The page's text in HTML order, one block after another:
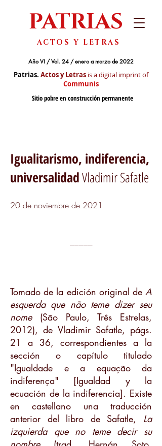
PATRIAS
Sitio pobre en construcción permanente
ACTOS Y LETRAS
Año VI / Vol. 24 / enero a marzo de 2022
Patrias. Actos y Letras is a digital imprint of
Communis
Igualitarismo, indiferencia,
universalidadVladimir Safatle
20 de noviembre de 2021
Tomado de la edición original de A
esquerda que não teme dizer seu
nome (São Paulo, Três Estrelas,
2012), de Vladimir Safatle, págs.
21 a 36, correspondientes a la
sección o capítulo titulado
"Igualdade e a equação da
indiferença" [Igualdad y la
ecuación de la indiferencia]. Existe
en castellano una traducción
anterior del libro de Safatle, La
izquierda que no teme decir su